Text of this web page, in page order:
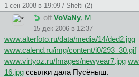
1 сен 2008 в 19:09 / Shelti (2)
off VoVaNy, М
15 дек 2006 в 12:37
www.alterfoto.ru/data/media/14/ded2.jpg
www.calend.ru/img/content/i0/293_30.gif
www.virtyoz.ru/Images/newyear7.jpg
16.jpg ссылки дала Пусёныш.